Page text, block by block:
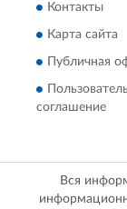
Контакты
Карта сайта
Публичная
соглашение
Вся